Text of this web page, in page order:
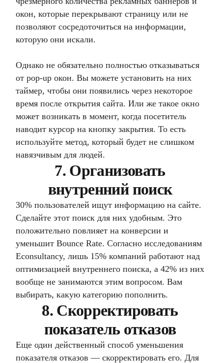
окон, которые перекрывают страницу или не
позволяют сосредоточиться на информации,
которую они искали.
Однако не обязательно полностью отказываться
от pop-up окон. Вы можете установить на них
таймер, чтобы они появились через некоторое
время после открытия сайта. Или же такое окно
может возникать в момент, когда посетитель
наводит курсор на кнопку закрытия. То есть
используйте метод, который будет не слишком
навязчивым для людей.
7. Организовать
внутренний поиск
30% пользователей ищут информацию на сайте.
Сделайте этот поиск для них удобным. Это
положительно повлияет на конверсии и
уменьшит Bounce Rate. Согласно исследованиям
Econsultancy, лишь 15% компаний работают над
оптимизацией внутреннего поиска, а 42% из них
вообще не занимаются этим вопросом. Вам
выбирать, какую категорию пополнить.
8. Скорректировать
показатель отказов
Еще один действенный способ уменьшения
показателя отказов — скорректировать его. Для